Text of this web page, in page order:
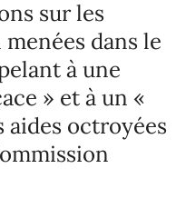
sur les
dans le
à une
» et à un «
aides octroyées